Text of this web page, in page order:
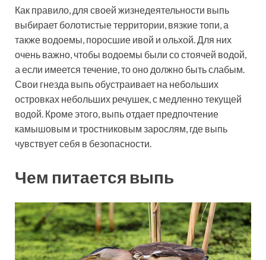
Как правило, для своей жизнедеятельности выпь
выбирает болотистые территории, вязкие топи, а
также водоемы, поросшие ивой и ольхой. Для них
очень важно, чтобы водоемы были со стоячей водой,
а если имеется течение, то оно должно быть слабым.
Свои гнезда выпь обустраивает на небольших
островках небольших речушек, с медленно текущей
водой. Кроме этого, выпь отдает предпочтение
камышовым и тростниковым зарослям, где выпь
чувствует себя в безопасности.
Чем питается выпь